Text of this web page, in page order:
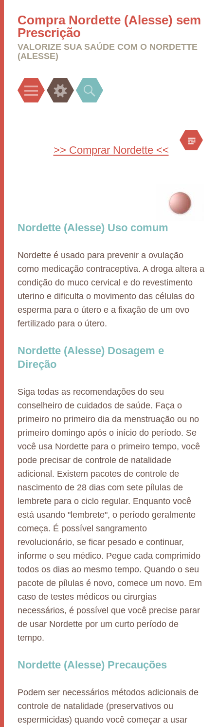
Compra Nordette (Alesse) sem
Prescrição
VALORIZE SUA SAÚDE COM O NORDETTE
(ALESSE)
Menu Widgets Search
>> Comprar Nordette <<
Nordette (Alesse) Uso comum
Nordette é usado para prevenir a ovulação
como medicação contraceptiva. A droga altera a
condição do muco cervical e do revestimento
uterino e dificulta o movimento das células do
esperma para o útero e a fixação de um ovo
fertilizado para o útero.
Nordette (Alesse) Dosagem e
Direção
Siga todas as recomendações do seu
conselheiro de cuidados de saúde. Faça o
primeiro no primeiro dia da menstruação ou no
primeiro domingo após o início do período. Se
você usa Nordette para o primeiro tempo, você
pode precisar de controle de natalidade
adicional. Existem pacotes de controle de
nascimento de 28 dias com sete pílulas de
lembrete para o ciclo regular. Enquanto você
está usando "lembrete", o período geralmente
começa. É possível sangramento
revolucionário, se ficar pesado e continuar,
informe o seu médico. Pegue cada comprimido
todos os dias ao mesmo tempo. Quando o seu
pacote de pílulas é novo, comece um novo. Em
caso de testes médicos ou cirurgias
necessários, é possível que você precise parar
de usar Nordette por um curto período de
tempo.
Nordette (Alesse) Precauções
Podem ser necessários métodos adicionais de
controle de natalidade (preservativos ou
espermicidas) quando você começar a usar